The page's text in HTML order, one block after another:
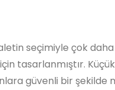
seçimiyle çok
tasarlanmıştır.
güvenli bir şekilde